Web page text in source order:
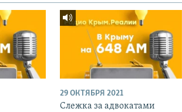
29 ОКТЯБРЯ 2021
Слежка за адвокатами